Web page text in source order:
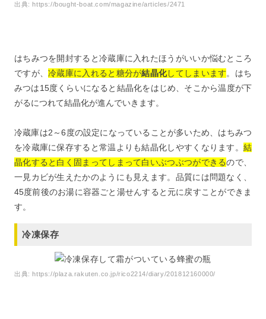
出典:https://bought-boat.com/magazine/articles/2471
はちみつを開封すると冷蔵庫に入れたほうがいいか悩むところ
ですが、冷蔵庫に入れると糖分が結晶化してしまいます。はち
みつは15度くらいになると結晶化をはじめ、そこから温度が下
がるにつれて結晶化が進んでいきます。
冷蔵庫は2～6度の設定になっていることが多いため、はちみつ
を冷蔵庫に保存すると常温よりも結晶化しやすくなります。 結
晶化すると白く固まってしまって白いぶつぶつができるので、
一見カビが生えたかのようにも見えます。品質には問題なく、
45度前後のお湯に容器ごと湯せんすると元に戻すことができま
す。
冷凍保存
出典:https://plaza.rakuten.co.jp/rico2214/diary/201812160000/